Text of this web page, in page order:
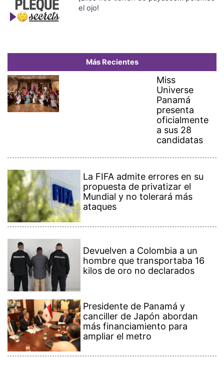
el ojo!
Más Recientes
Miss
Universe
Panamá
presenta
oficialmente
a sus 28
candidatas
La FIFA admite errores en su
propuesta de privatizar el
Mundial y no tolerará más
ataques
Devuelven a Colombia a un
hombre que transportaba 16
kilos de oro no declarados
Presidente de Panamá y
canciller de Japón abordan
más financiamiento para
ampliar el metro